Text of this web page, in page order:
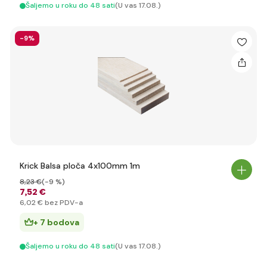
Šaljemo u roku do 48 sati(U vas 17.08.)
-9%
Krick Balsa ploča 4x100mm 1m
7,52 €
8,23 €(-9 %)
6,02 € bez PDV-a
+ 7 bodova
Šaljemo u roku do 48 sati(U vas 17.08.)